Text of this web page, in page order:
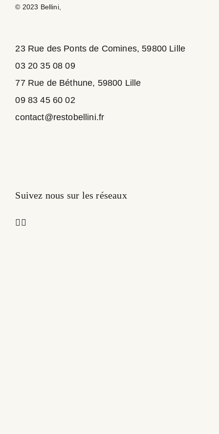
© 2023 Bellini,
23 Rue des Ponts de Comines, 59800 Lille
03 20 35 08 09
77 Rue de Béthune, 59800 Lille
09 83 45 60 02
contact@restobellini.fr
Suivez nous sur les réseaux